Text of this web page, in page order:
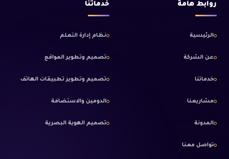
روابط هامة
الرئيسية
عن الشركة
خدماتنا
مشاريعنا
المدونة
تواصل معنا
خدماتنا
نظام إدارة التعلم
تصميم وتطوير المواقع
تصميم وتطوير تطبيقات الهاتف
الدومين والاستضافة
تصميم الهوية البصرية